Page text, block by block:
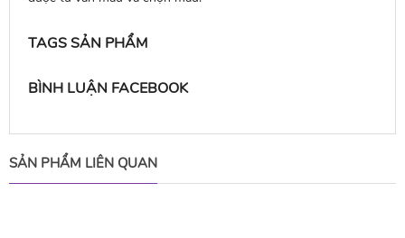
TAGS SẢN PHẨM
BÌNH LUẬN FACEBOOK
SẢN PHẨM LIÊN QUAN